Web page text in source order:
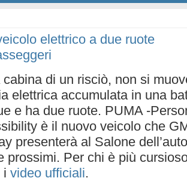
cabina di un risciò, non si
elettrica accumulata in una
e ha due ruote. PUMA -
è il nuovo veicolo che
presenterà al Salone
prossimi. Per chi è più
i video ufficiali.